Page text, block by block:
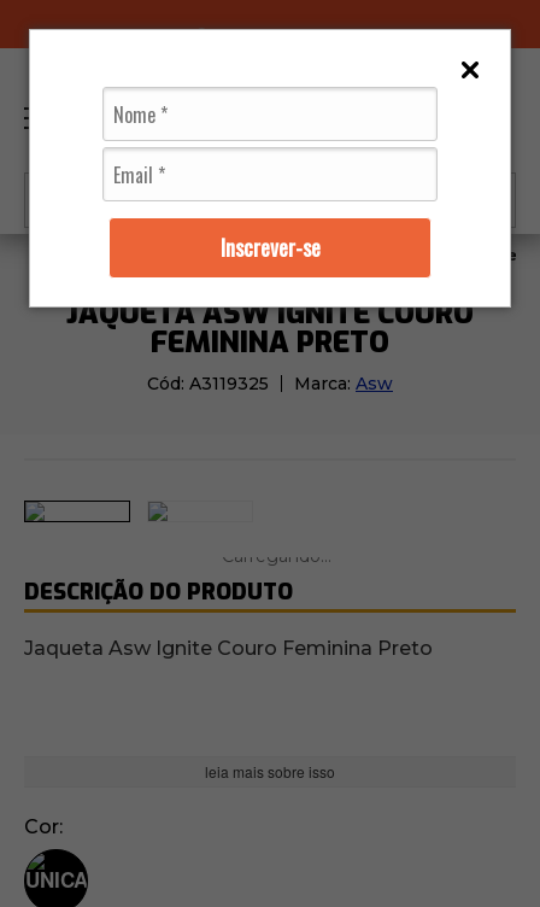
Inscrever-se
Feminino Jaqueta Asw Ignite Couro
JAQUETA ASW IGNITE COURO
FEMININA PRETO
Cód: A3119325 Marca: Asw
DESCRIÇÃO DO PRODUTO
Jaqueta Asw Ignite Couro Feminina Preto
leia mais sobre isso
Cor